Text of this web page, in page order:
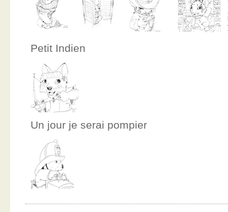
Petit Indien
Un jour je serai pompier